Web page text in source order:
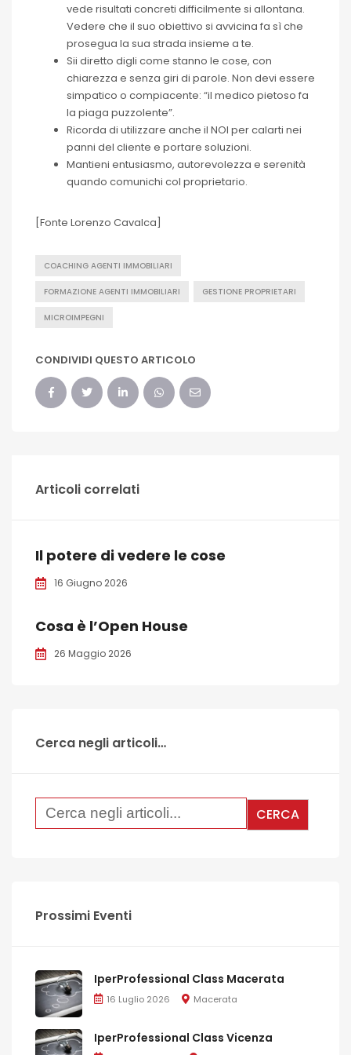
vede risultati concreti difficilmente si allontana.
Vedere che il suo obiettivo si avvicina fa sì che
prosegua la sua strada insieme a te.
Sii diretto digli come stanno le cose, con
chiarezza e senza giri di parole. Non devi essere
simpatico o compiacente: “il medico pietoso fa
la piaga puzzolente”.
Ricorda di utilizzare anche il NOI per calarti nei
panni del cliente e portare soluzioni.
Mantieni entusiasmo, autorevolezza e serenità
quando comunichi col proprietario.
[Fonte Lorenzo Cavalca]
COACHING AGENTI IMMOBILIARI
FORMAZIONE AGENTI IMMOBILIARI GESTIONE PROPRIETARI
MICROIMPEGNI
CONDIVIDI QUESTO ARTICOLO
Articoli correlati
Il potere di vedere le cose
16 Giugno 2026
Cosa è l’Open House
26 Maggio 2026
Cerca negli articoli…
Prossimi Eventi
IperProfessional Class Macerata
16 Luglio 2026 Macerata
IperProfessional Class Vicenza